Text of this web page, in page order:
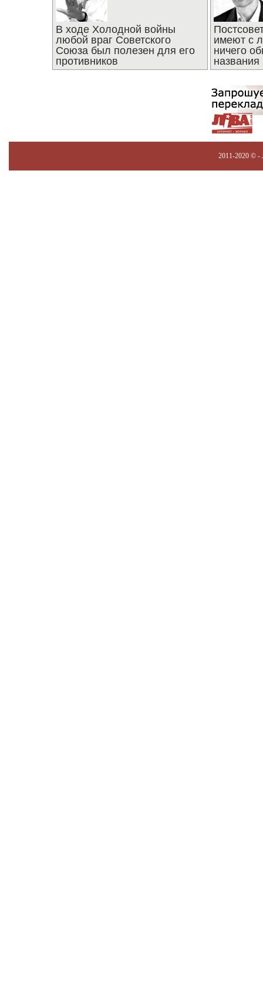
В ходе Холодной войны
любой враг Советского
Союза был полезен для его
противников
имеют с
ничего
названия
2011-2020 © -